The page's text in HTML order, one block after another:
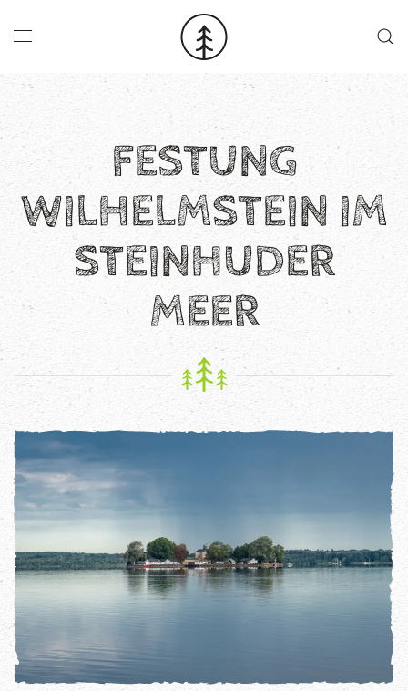
Skip to main content
FESTUNG
WILHELMSTEIN IM
STEINHUDER
MEER